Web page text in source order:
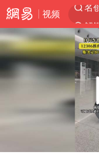
视频
解
香
周
Play